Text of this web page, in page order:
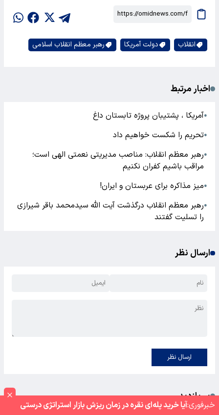
انقلاب دولت آمریکا رهبر معظم انقلاب اسلامی
اخبار مرتبط
●آمریکا ، پشتیبان پروژه تابستان داغ
●تحریم را شکست خواهیم داد
●رهبر معظم انقلاب: مناصب مدیریتی نعمتی الهی است؛
مراقب باشیم کفران نکنیم
●میز مذاکره برای عربستان و ایران!
●رهبر معظم انقلاب درگذشت آیت الله سیدمحمد باقر شیرازی
را تسلیت گفتند
ارسال نظر
ارسال نظر
پر بازدید
خبر‌فوری:آیا خرید پله‌ای نقره در زمان ریزش بازار استراتژی درستی